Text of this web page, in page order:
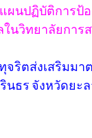
ผนปฏิบัติการป้
นวิทยาลัยกา
ริตส่งเสริมม
ธร จังหวัดยะ